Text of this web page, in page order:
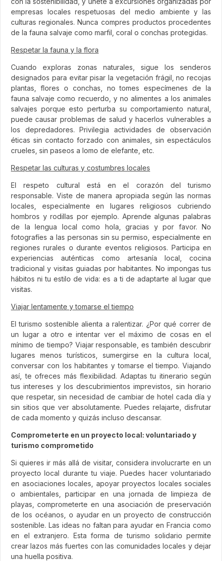
empresas locales respetuosas del medio ambiente y las
culturas regionales. Nunca compres productos procedentes
de la fauna salvaje como marfil, coral o conchas protegidas.
Respetar la fauna y la flora
Cuando exploras zonas naturales, sigue los senderos
designados para evitar pisar la vegetación frágil, no recojas
plantas, flores o conchas, no tomes especímenes de la
fauna salvaje como recuerdo, y no alimentes a los animales
salvajes porque esto perturba su comportamiento natural,
puede causar problemas de salud y hacerlos vulnerables a
los depredadores. Privilegia actividades de observación
éticas sin contacto forzado con animales, sin espectáculos
crueles, sin paseos a lomo de elefante, etc.
Respetar las culturas y costumbres locales
El respeto cultural está en el corazón del turismo
responsable. Viste de manera apropiada según las normas
locales, especialmente en lugares religiosos cubriendo
hombros y rodillas por ejemplo. Aprende algunas palabras
de la lengua local como hola, gracias y por favor. No
fotografíes a las personas sin su permiso, especialmente en
regiones rurales o durante eventos religiosos. Participa en
experiencias auténticas como artesanía local, cocina
tradicional y visitas guiadas por habitantes. No impongas tus
hábitos ni tu estilo de vida: es a ti de adaptarte al lugar que
visitas.
Viajar lentamente y tomarse el tiempo
El turismo sostenible alienta a ralentizar. ¿Por qué correr de
un lugar a otro e intentar ver el máximo de cosas en el
mínimo de tiempo? Viajar responsable, es también descubrir
lugares menos turísticos, sumergirse en la cultura local,
conversar con los habitantes y tomarse el tiempo. Viajando
así, te ofreces más flexibilidad. Adaptas tu itinerario según
tus intereses y los descubrimientos imprevistos, sin horario
que respetar, sin necesidad de cambiar de hotel cada día y
sin sitios que ver absolutamente. Puedes relajarte, disfrutar
de cada momento y quizás incluso descansar.
Comprometerte en un proyecto local: voluntariado y
turismo comprometido
Si quieres ir más allá de visitar, considera involucrarte en un
proyecto local durante tu viaje. Puedes hacer voluntariado
en asociaciones locales, apoyar proyectos locales sociales
o ambientales, participar en una jornada de limpieza de
playas, comprometerte en una asociación de preservación
de los océanos, o ayudar en un proyecto de construcción
sostenible. Las ideas no faltan para ayudar en Francia como
en el extranjero. Esta forma de turismo solidario permite
crear lazos más fuertes con las comunidades locales y dejar
una huella positiva.